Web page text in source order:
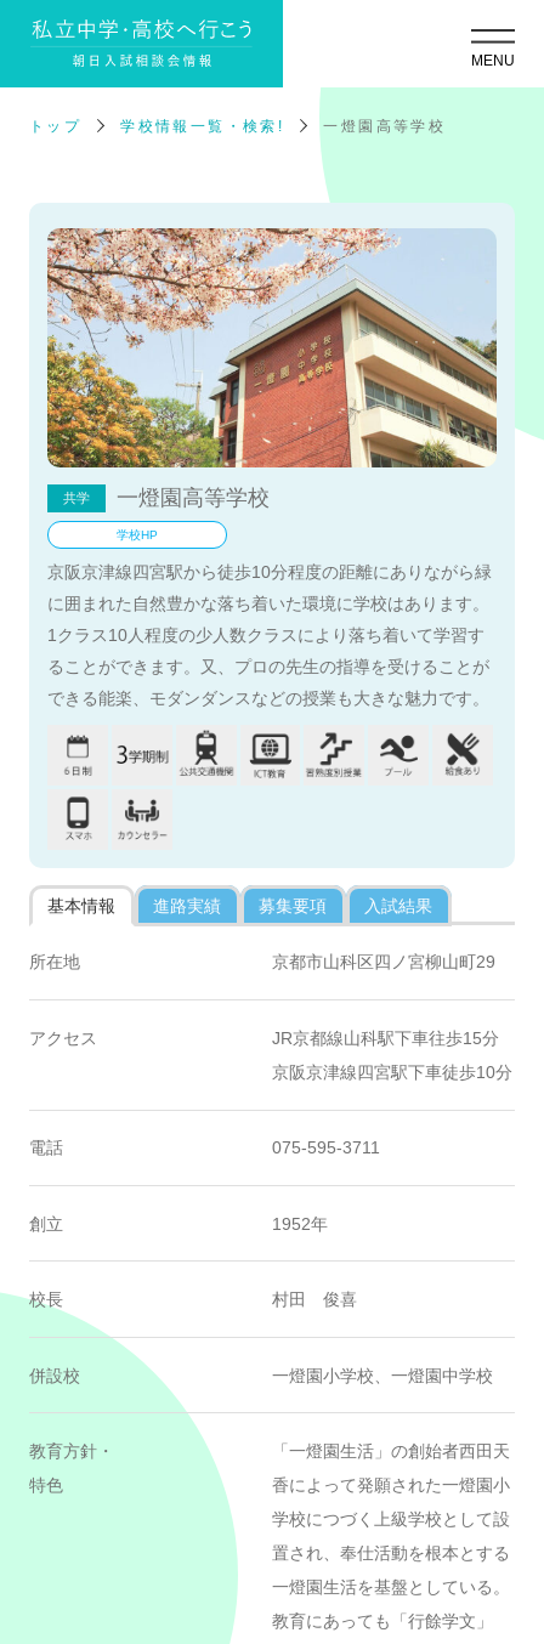
トップ 学校情報一覧・検索! 一燈園高等学校
共学 一燈園高等学校
学校HP
京阪京津線四宮駅から徒歩10分程度の距離にありながら緑
に囲まれた自然豊かな落ち着いた環境に学校はあります。
1クラス10人程度の少人数クラスにより落ち着いて学習す
ることができます。又、プロの先生の指導を受けることが
できる能楽、モダンダンスなどの授業も大きな魅力です。
基本情報 進路実績 募集要項 入試結果
所在地 京都市山科区四ノ宮柳山町29
アクセス
JR京都線山科駅下車往歩15分
京阪京津線四宮駅下車徒歩10分
電話 075-595-3711
創立 1952年
校長 村田 俊喜
併設校 一燈園小学校、一燈園中学校
教育方針・
特色
「一燈園生活」の創始者西田天
香によって発願された一燈園小
学校につづく上級学校として設
置され、奉仕活動を根本とする
一燈園生活を基盤としている。
教育にあっても「行餘学文」